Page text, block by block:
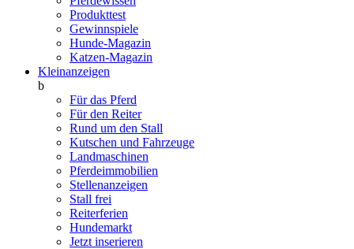
Produkttest
Gewinnspiele
Hunde-Magazin
Katzen-Magazin
Kleinanzeigen
b
Für das Pferd
Für den Reiter
Rund um den Stall
Kutschen und Fahrzeuge
Landmaschinen
Pferdeimmobilien
Stellenanzeigen
Stall frei
Reiterferien
Hundemarkt
Jetzt inserieren